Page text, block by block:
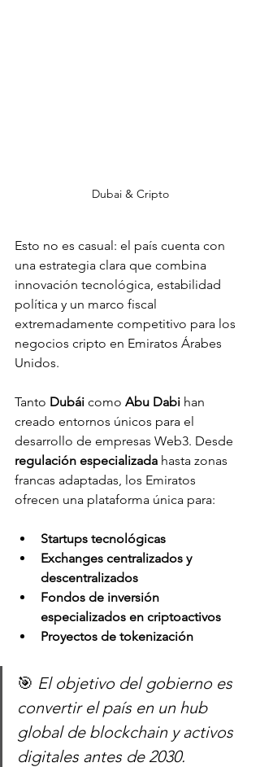
Dubai & Cripto
Esto no es casual: el país cuenta con
una estrategia clara que combina
innovación tecnológica, estabilidad
política y un marco fiscal
extremadamente competitivo para los
negocios cripto en Emiratos Árabes
Unidos.
Tanto Dubái como Abu Dabi han
creado entornos únicos para el
desarrollo de empresas Web3. Desde
regulación especializada hasta zonas
francas adaptadas, los Emiratos
ofrecen una plataforma única para:
Startups tecnológicas
Exchanges centralizados y
descentralizados
Fondos de inversión
especializados en criptoactivos
Proyectos de tokenización
🎯 El objetivo del gobierno es
convertir el país en un hub
global de blockchain y activos
digitales antes de 2030.